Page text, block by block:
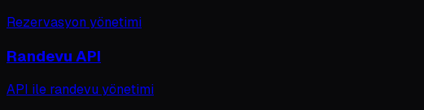
Rezervasyon yönetimi
Randevu API
API ile randevu yönetimi